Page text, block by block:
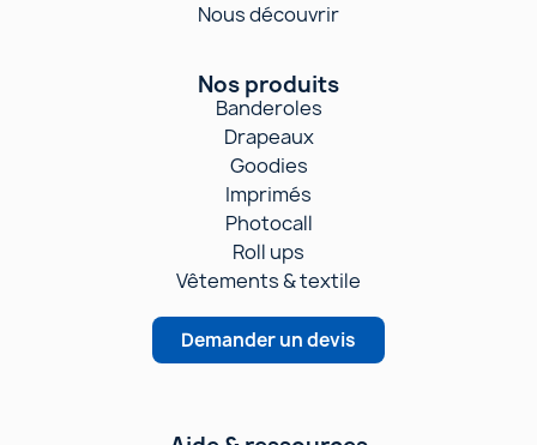
Nous découvrir
Nos produits
Banderoles
Drapeaux
Goodies
Imprimés
Photocall
Roll ups
Vêtements & textile
Demander un devis